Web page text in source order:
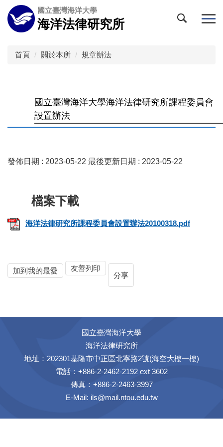
跳
到
主
國立臺灣海洋大學
海洋法律研究所
首頁 關於本所 規章辦法
國立臺灣海洋大學海洋法律研究所課程委員會
設置辦法
發佈日期 : 2023-05-22 最後更新日期 : 2023-05-22
海洋法律研究所課程委員會設置辦法20100318.pdf
加到我的最愛
友善列印
分享
國立臺灣海洋大學
海洋法律研究所
地址：202301基隆市中正區北寧路2號(海空大樓一樓)
電話：+886-2-2462-2192 ext 3602
傳真：+886-2-2463-3997
E-Mail: ils@mail.ntou.edu.tw